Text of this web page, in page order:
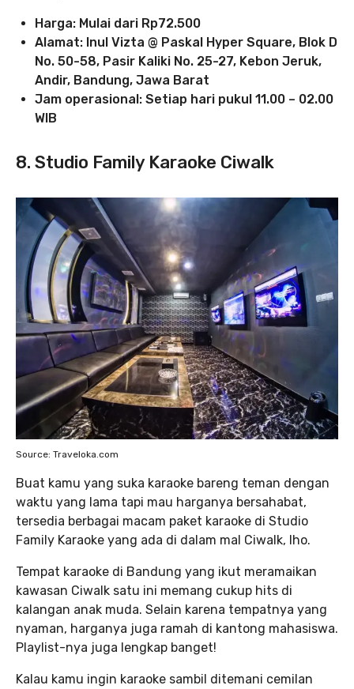
Harga: Mulai dari Rp72.500
Alamat: Inul Vizta @ Paskal Hyper Square, Blok D
No. 50-58, Pasir Kaliki No. 25-27, Kebon Jeruk,
Andir, Bandung, Jawa Barat
Jam operasional: Setiap hari pukul 11.00 – 02.00
WIB
8. Studio Family Karaoke Ciwalk
Source: Traveloka.com
Buat kamu yang suka karaoke bareng teman dengan
waktu yang lama tapi mau harganya bersahabat,
tersedia berbagai macam paket karaoke di Studio
Family Karaoke yang ada di dalam mal Ciwalk, lho.
Tempat karaoke di Bandung yang ikut meramaikan
kawasan Ciwalk satu ini memang cukup hits di
kalangan anak muda. Selain karena tempatnya yang
nyaman, harganya juga ramah di kantong mahasiswa.
Playlist-nya juga lengkap banget!
Kalau kamu ingin karaoke sambil ditemani cemilan